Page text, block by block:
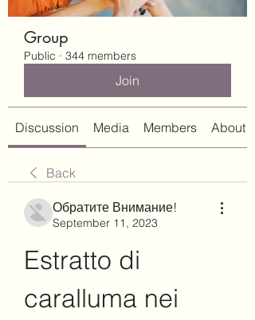
Group
Public · 344 members
Join
Discussion Media Members About
Back
Обратите Внимание!
September 11, 2023
Estratto di
caralluma nei